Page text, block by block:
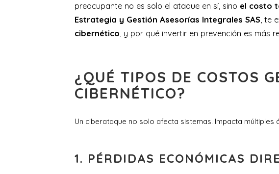
preocupante no es solo el ataque en sí, sino el costo
Estrategia y Gestión Asesorías Integrales SAS , te
cibernético , y por qué invertir en prevención es más
¿QUÉ TIPOS DE COSTOS
CIBERNÉTICO?
Un ciberataque no solo afecta sistemas. Impacta múltiples
1. PÉRDIDAS ECONÓMICAS